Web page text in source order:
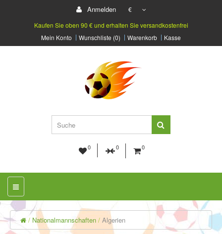
Anmelden
€
Kaufen Sie oben 90 € und erhalten Sie versandkostenfrei
Mein Konto
Wunschliste (0) Warenkorb Kasse
0 0 0
Nationalmannschaften Algerien